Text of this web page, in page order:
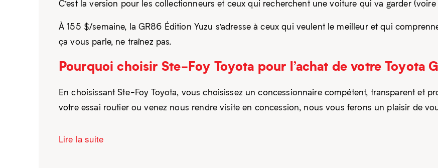
C’est la version pour les collectionneurs et ceux qui recherchent une voiture qui va garder
À 155 $/semaine, la GR86 Édition Yuzu s’adresse à ceux qui veulent le meilleur et qui
ça vous parle, ne traînez pas.
Pourquoi choisir Ste-Foy Toyota pour l’achat de votre Toyota
En choisissant Ste-Foy Toyota, vous choisissez un concessionnaire compétent, transparent et
votre essai routier ou venez nous rendre visite en concession, nous vous ferons un plaisir de
Lire la suite